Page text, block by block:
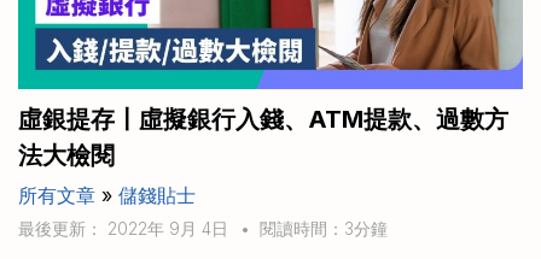
管理MPF戶口
一次過管理所有強積金戶口
申請清卡數/私人貸款
CreFIT x Planto推廣優惠
年利率/APR/年息比較
投資戶口 (美股)
比較最抵美股投資戶口
投資戶口 (港股)
比較最抵港股投資戶口
投資加密貨幣
比較最抵Crypto交易所
月供股票計劃
比較最抵月供計劃戶口
關於我們
Academy
Marketplace
其他網站
虛銀提存〡虛擬銀行入錢、ATM提款、過數方
法大檢閱
所有文章 » 儲錢貼士
最後更新： 2022年 9月 4日 • 閱讀時間：3分鐘